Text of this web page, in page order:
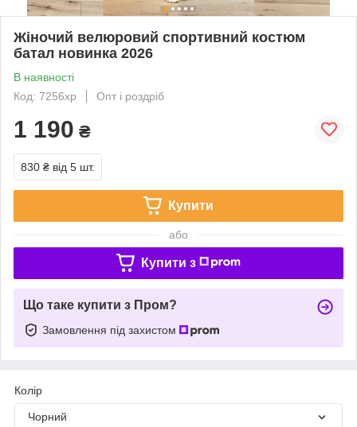
Жіночий велюровий спортивний костюм
батал новинка 2026
В наявності
Код: 7256хр
Опт і роздріб
1 190 ₴
830 ₴ від 5 шт.
Купити
або
Купити з
Що таке купити з Пром?
Замовлення під захистом
Колір
Чорний